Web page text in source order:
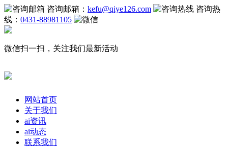
咨询邮箱： kefu@qiye126.com
咨询热
线： 0431-88981105
微信扫一扫，关注我们最新活动
网站首页
关于我们
ai资讯
ai动态
联系我们